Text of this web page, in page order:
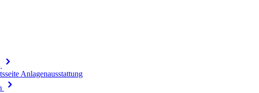
Anlagenausstattung